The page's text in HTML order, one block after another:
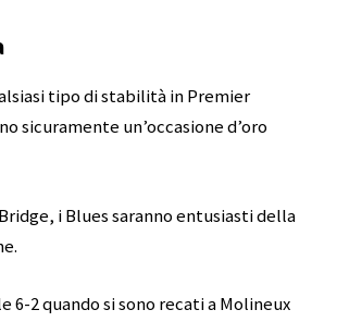
tipo di stabilità in Premier
sicuramente un’occasione d’oro
i Blues saranno entusiasti della
6-2 quando si sono recati a Molineux